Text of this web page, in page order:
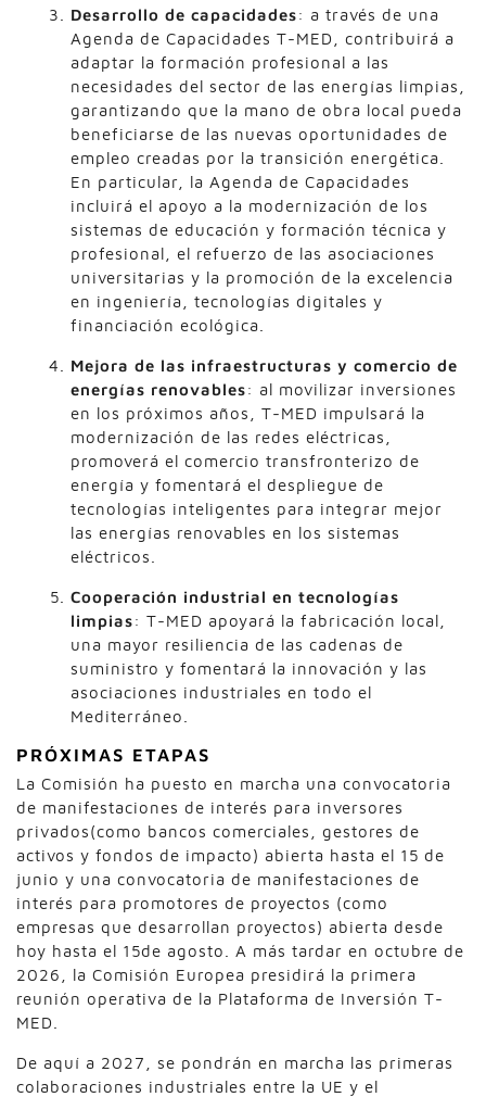
Desarrollo de capacidades: a través de una
Agenda de Capacidades T-MED, contribuirá a
adaptar la formación profesional a las
necesidades del sector de las energías limpias,
garantizando que la mano de obra local pueda
beneficiarse de las nuevas oportunidades de
empleo creadas por la transición energética.
En particular, la Agenda de Capacidades
incluirá el apoyo a la modernización de los
sistemas de educación y formación técnica y
profesional, el refuerzo de las asociaciones
universitarias y la promoción de la excelencia
en ingeniería, tecnologías digitales y
financiación ecológica.
Mejora de las infraestructuras y comercio de
energías renovables: al movilizar inversiones
en los próximos años, T-MED impulsará la
modernización de las redes eléctricas,
promoverá el comercio transfronterizo de
energía y fomentará el despliegue de
tecnologías inteligentes para integrar mejor
las energías renovables en los sistemas
eléctricos.
Cooperación industrial en tecnologías
limpias: T-MED apoyará la fabricación local,
una mayor resiliencia de las cadenas de
suministro y fomentará la innovación y las
asociaciones industriales en todo el
Mediterráneo.
PRÓXIMAS ETAPAS
La Comisión ha puesto en marcha una convocatoria
de manifestaciones de interés para inversores
privados(como bancos comerciales, gestores de
activos y fondos de impacto) abierta hasta el 15 de
junio y una convocatoria de manifestaciones de
interés para promotores de proyectos (como
empresas que desarrollan proyectos) abierta desde
hoy hasta el 15de agosto. A más tardar en octubre de
2026, la Comisión Europea presidirá la primera
reunión operativa de la Plataforma de Inversión T-
MED.
De aquí a 2027, se pondrán en marcha las primeras
colaboraciones industriales entre la UE y el